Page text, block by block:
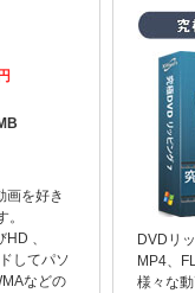
画を好き
、
してパソ
などの
ultimate
DVDリ
MP4、
様々な